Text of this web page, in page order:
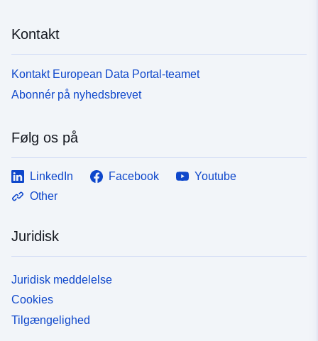
Kontakt
Kontakt European Data Portal-teamet
Abonnér på nyhedsbrevet
Følg os på
LinkedIn Facebook
Youtube
Other
Juridisk
Juridisk meddelelse
Cookies
Tilgængelighed